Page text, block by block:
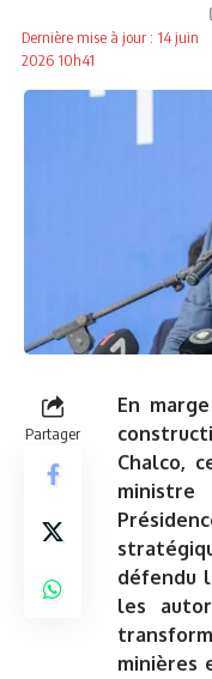
Dernière mise à jour : 14 juin
2026 10h41
Partager
En
Chalco,
défendu
les
minières